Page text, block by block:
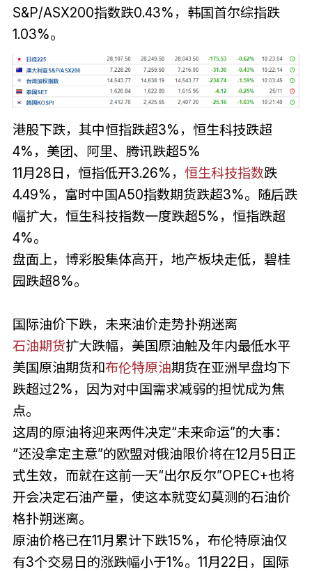
S&P/ASX200指数跌0.43%，韩国首尔综指跌
1.03%。
港股下跌，其中恒指跌超3%，恒生科技跌超
4%，美团、阿里、腾讯跌超5%
11月28日，恒指低开3.26%， 恒生科技指数跌
4.49%，富时中国A50指数期货跌超3%。随后跌
幅扩大，恒生科技指数一度跌超5%，恒指跌超
4%。
盘面上，博彩股集体高开，地产板块走低，碧桂
园跌超8%。
国际油价下跌，未来油价走势扑朔迷离
石油期货扩大跌幅，美国原油触及年内最低水平
美国原油期货和布伦特原油期货在亚洲早盘均下
跌超过2%，因为对中国需求减弱的担忧成为焦
点。
这周的原油将迎来两件决定“未来命运”的大事：
“还没拿定主意”的欧盟对俄油限价将在12月5日正
式生效，而就在这前一天“出尔反尔”OPEC+也将
开会决定石油产量，使这本就变幻莫测的石油价
格扑朔迷离。
原油价格已在11月累计下跌15%，布伦特原油仅
有3个交易日的涨跌幅小于1%。11月22日，国际